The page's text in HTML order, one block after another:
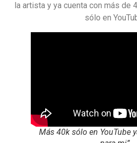
la artista y ya cuenta con más de
sólo en
Más 40k sólo en YouTube